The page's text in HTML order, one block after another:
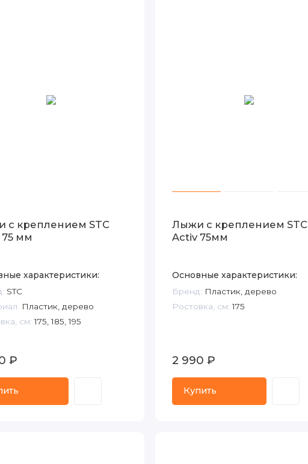
с креплением STC
мм
характеристики:
STC
Пластик, дерево
см: 175, 185, 195
₽
Лыжи с креплением STC
Activ 75мм
Основные характеристики:
Бренд: Пластик, дерево
Ростовка, см: 175
2 990 ₽
Купить